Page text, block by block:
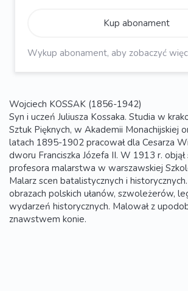
Kup abonament
Wykup abonament, aby zobaczyć
Wojciech KOSSAK (1856-1942)
Syn i uczeń Juliusza Kossaka. Studia w
Sztuk Pięknych, w Akademii Monachijskiej
latach 1895-1902 pracował dla Cesarza
dworu Franciszka Józefa II. W 1913 r.
profesora malarstwa w warszawskiej
Malarz scen batalistycznych i
obrazach polskich ułanów, szwoleżerów,
wydarzeń historycznych. Malował z
znawstwem konie.